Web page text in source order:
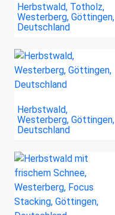
Herbstwald, Totholz,
Westerberg, Göttingen,
Deutschland
Herbstwald,
Westerberg, Göttingen,
Deutschland